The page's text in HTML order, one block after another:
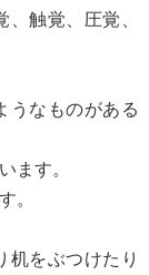
触覚、圧覚、
うなものがある
ます。
。
机をぶつけたり